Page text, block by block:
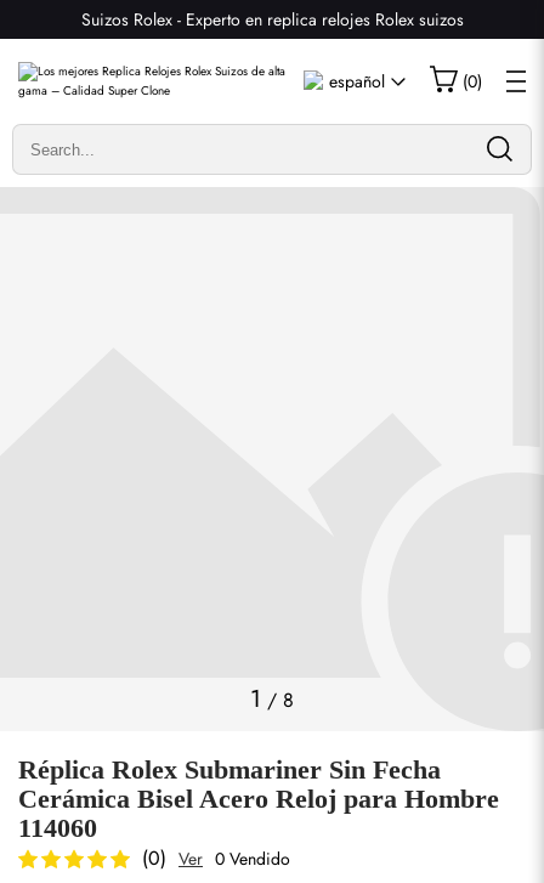
Suizos Rolex - Experto en replica relojes Rolex suizos
español (0)
1 / 8
Réplica Rolex Submariner Sin Fecha
Cerámica Bisel Acero Reloj para Hombre
114060
(0) Ver 0 Vendido
Escribir una reseña
Solo los clientes que hayan comprado este artículo pueden
dejar una reseña.
Valoración
enviar